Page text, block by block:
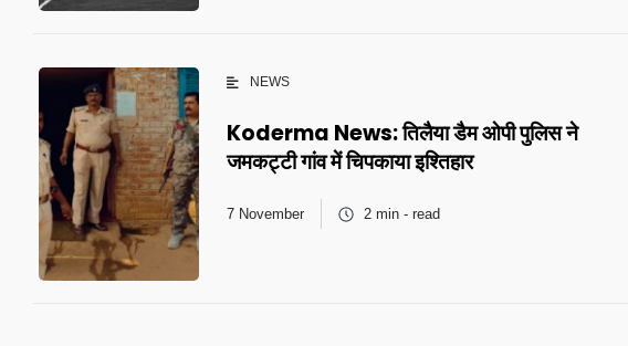
NEWS
Koderma News: तिलैया डैम ओपी पुलिस ने
जमकट्टी गांव में चिपकाया इश्तिहार
7 November 2 min - read